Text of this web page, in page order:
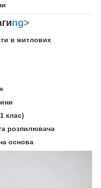
ng>
в житлових
клас)
розпилювача
основа